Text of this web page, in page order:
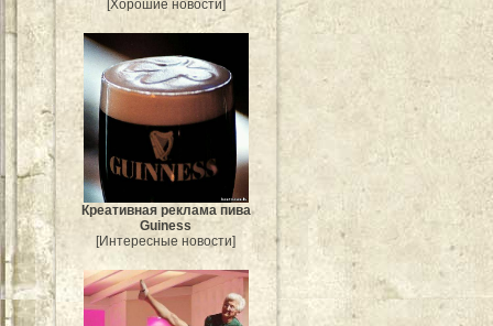
[Хорошие новости]
Креативная реклама пива
Guiness
[Интересные новости]